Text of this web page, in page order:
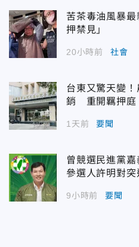
苦茶毒油風暴
押禁見」
20小時前 社會
台東又驚天變
銷 重開羈押庭
1天前 要聞
曾競選民進黨
參選人許明對突
9小時前 要聞